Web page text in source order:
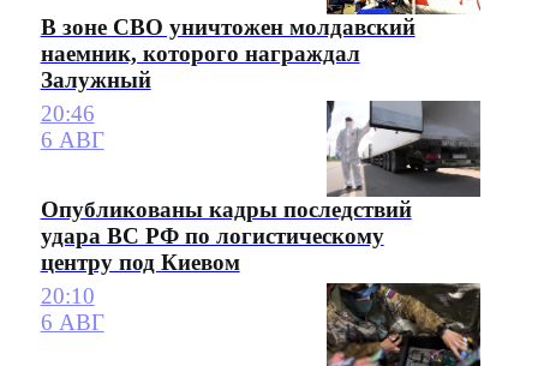
В зоне СВО уничтожен молдавский
наемник, которого награждал
Залужный
20:46
6 АВГ
Опубликованы кадры последствий
удара ВС РФ по логистическому
центру под Киевом
20:10
6 АВГ